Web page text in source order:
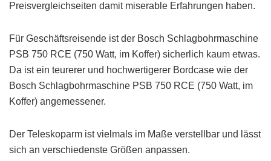
Preisvergleichseiten damit miserable Erfahrungen haben.
Für Geschäftsreisende ist der Bosch Schlagbohrmaschine
PSB 750 RCE (750 Watt, im Koffer) sicherlich kaum etwas.
Da ist ein teurerer und hochwertigerer Bordcase wie der
Bosch Schlagbohrmaschine PSB 750 RCE (750 Watt, im
Koffer) angemessener.
Der Teleskoparm ist vielmals im Maße verstellbar und lässt
sich an verschiedenste Größen anpassen.